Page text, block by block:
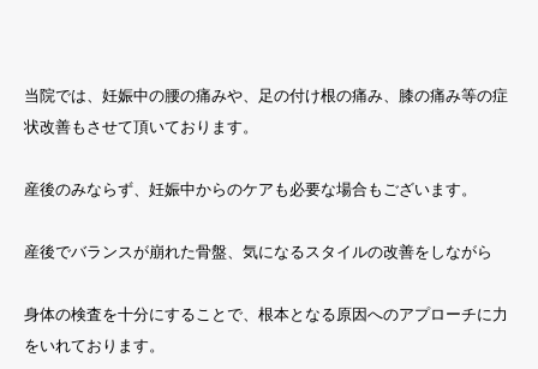
当院では、妊娠中の腰の痛みや、足の付け根の痛み、膝の痛み等の症
状改善もさせて頂いております。
産後のみならず、妊娠中からのケアも必要な場合もございます。
産後でバランスが崩れた骨盤、気になるスタイルの改善をしながら
身体の検査を十分にすることで、根本となる原因へのアプローチに力
をいれております。